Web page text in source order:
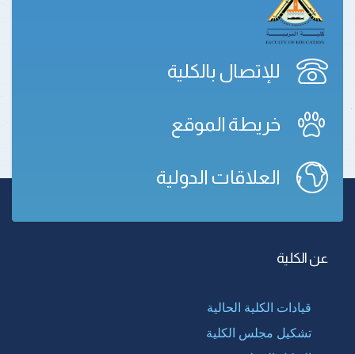
للإتصال بالكلية
خريطة الموقع
العلاقات الدولية
عن الكلية
قيادات الكلية الحالية
تشكيل مجلس الكلية